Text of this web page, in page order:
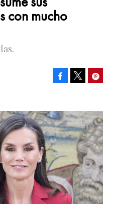
con mucho
Facebook